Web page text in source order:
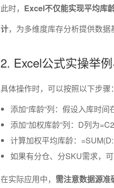
此时， Excel不仅能实现平均库
计，为多维度库存分析提供数据
2. Excel公式实操举
具体操作时，可以按照以下步骤：
添加“库龄”列：假设入库时间
添加“加权库龄”列：D列为
计算加权平均库龄：
如果有分仓、分SKU需求，
在实际应用中， 需注意数据源